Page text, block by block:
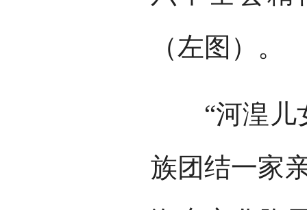
（左图）。
“河湟儿女
族团结一家